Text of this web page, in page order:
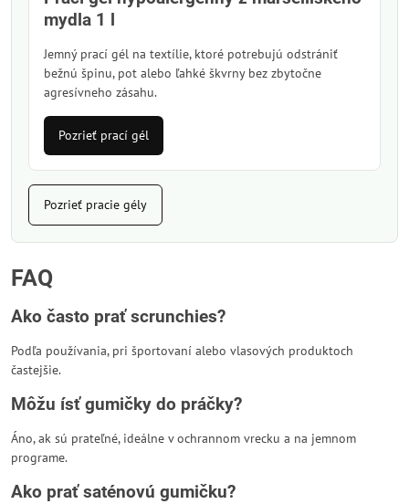
mydla 1 l
Jemný prací gél na textílie, ktoré potrebujú odstrániť
bežnú špinu, pot alebo ľahké škvrny bez zbytočne
agresívneho zásahu.
Pozrieť prací gél
Pozrieť pracie gély
FAQ
Ako často prať scrunchies?
Podľa používania, pri športovaní alebo vlasových produktoch
častejšie.
Môžu ísť gumičky do práčky?
Áno, ak sú prateľné, ideálne v ochrannom vrecku a na jemnom
programe.
Ako prať saténovú gumičku?